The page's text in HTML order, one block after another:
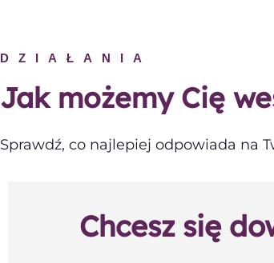
DZIAŁANIA
Jak możemy Cię
Sprawdź, co najlepiej odpowiada na
Chcesz się